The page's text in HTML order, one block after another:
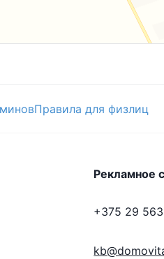
Правила для физлиц
Рекламное
+375 29